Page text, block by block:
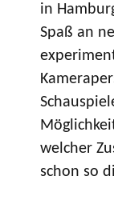
in
Spaß an
welcher
schon so